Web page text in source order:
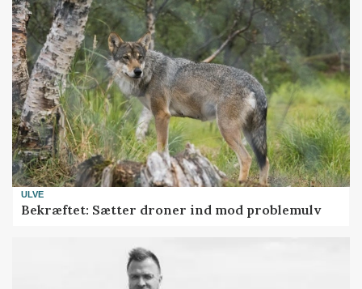
ULVE
Bekræftet: Sætter droner ind mod problemulv